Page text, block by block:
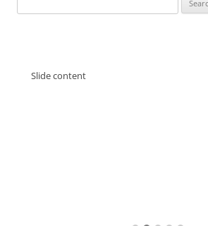
for:
Slide content